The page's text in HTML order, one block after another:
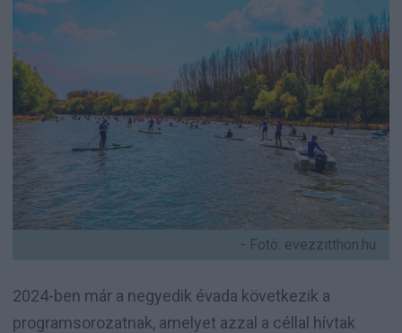
- Fotó: evezzitthon.hu
2024-ben már a negyedik évada következik a
programsorozatnak, amelyet azzal a céllal hívtak